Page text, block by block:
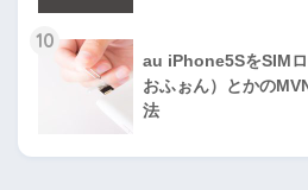
10
au iPhone5SをSIM
おふぉん）とかの
法